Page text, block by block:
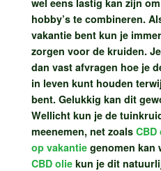
hobby’s te combineren.
vakantie bent kun je
zorgen voor de kruiden.
dan vast afvragen hoe je
in leven kunt houden
bent. Gelukkig kan dit
Wellicht kun je de
meenemen, net zoals CBD
op vakantie genomen kan
CBD olie kun je dit